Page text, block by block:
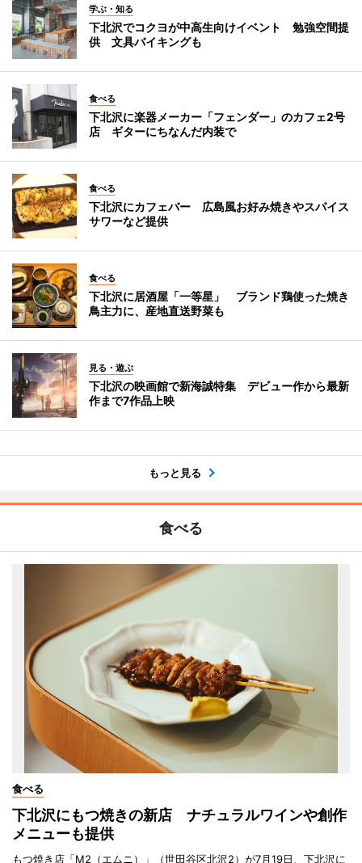
学ぶ・知る
下北沢でコクヨが中高生向けイベント 勉強空間提
供 文具バイキングも
食べる
下北沢に楽器メーカー「フェンダー」のカフェ2号
店 ギターにちなんだ内装で
食べる
下北沢にカフェバー 広島風お好み焼きやスパイス
サワーなど提供
食べる
下北沢に居酒屋「一等星」 ブランド鶏使った焼き
鳥主力に、産地直送野菜も
見る・遊ぶ
下北沢の映画館で新海誠特集 デビュー作から最新
作まで7作品上映
もっと見る
食べる
食べる
下北沢にもつ焼きの新店 ナチュラルワインや創作
メニューも提供
もつ焼き店「M2（エムニ）」（世田谷区北沢2）が7月19日、下北沢に